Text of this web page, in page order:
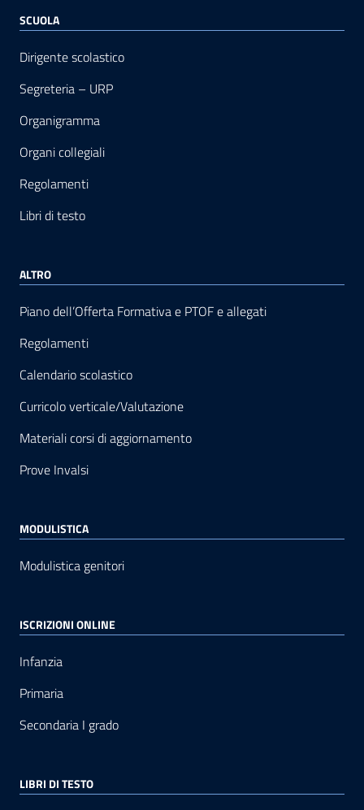
SCUOLA
Dirigente scolastico
Segreteria – URP
Organigramma
Organi collegiali
Regolamenti
Libri di testo
ALTRO
Piano dell’Offerta Formativa e PTOF e allegati
Regolamenti
Calendario scolastico
Curricolo verticale/Valutazione
Materiali corsi di aggiornamento
Prove Invalsi
MODULISTICA
Modulistica genitori
ISCRIZIONI ONLINE
Infanzia
Primaria
Secondaria I grado
LIBRI DI TESTO